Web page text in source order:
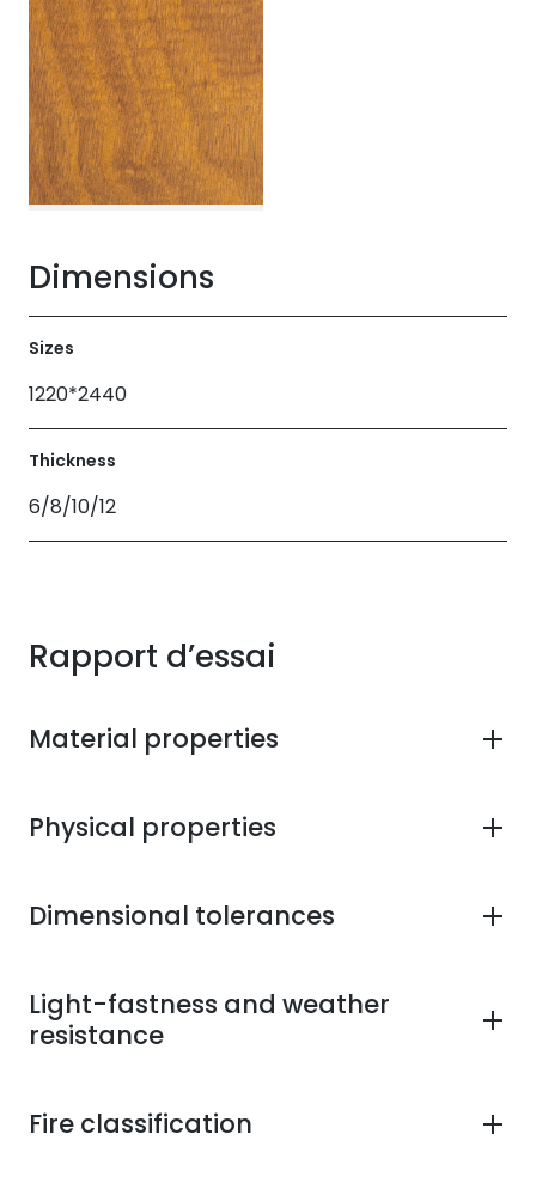
Dimensions
Sizes
1220*2440
Thickness
6/8/10/12
Rapport d’essai
Material properties
Physical properties
Dimensional tolerances
Light-fastness and weather
resistance
Fire classification